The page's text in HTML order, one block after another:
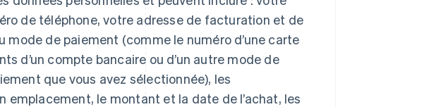
de téléphone, votre adresse de facturation et de
de paiement (comme le numéro d’une carte
d’un compte bancaire ou d’un autre mode de
que vous avez sélectionnée), les
emplacement, le montant et la date de l’achat, les